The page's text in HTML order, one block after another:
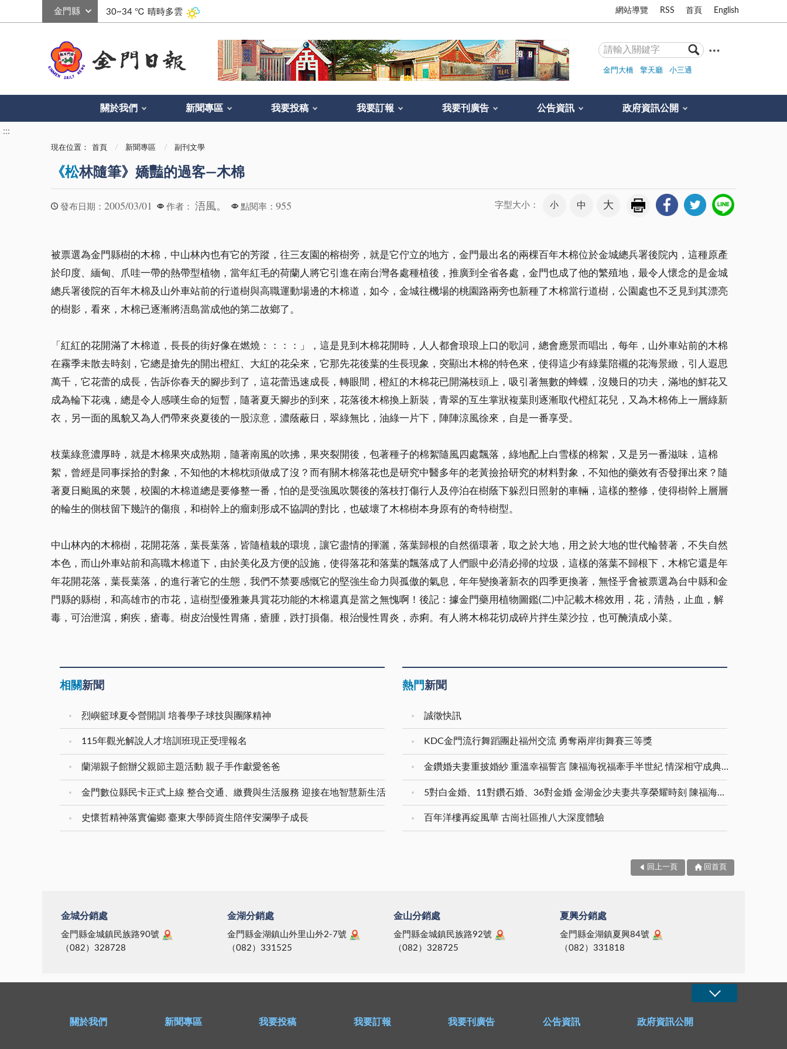
30~34 ℃ 晴時多雲 網站導覽 RSS 首頁 English
金門大橋 擎天廳 小三通
關於我們 新聞專區 我要投稿 我要訂報 我要刊廣告 公告資訊 政府資訊公開
:::
現在位置： 首頁 新聞專區 副刊文學
《松林隨筆》嬌豔的過客—木棉
發布日期： 2005/03/01 作者： 浯風。 點閱率： 955 字型大小： 小 中 大
被票選為金門縣樹的木棉，中山林內也有它的芳蹤，往三友園的榕樹旁，就是它佇立的地方，金門最出名的兩棵百年木棉位於金城總兵署後院內，這種原產
於印度、緬甸、爪哇一帶的熱帶型植物，當年紅毛的荷蘭人將它引進在南台灣各處種植後，推廣到全省各處，金門也成了他的繁殖地，最令人懷念的是金城
總兵署後院的百年木棉及山外車站前的行道樹與高職運動場邊的木棉道，如今，金城往機場的桃園路兩旁也新種了木棉當行道樹，公園處也不乏見到其漂亮
的樹影，看來，木棉已逐漸將浯島當成他的第二故鄉了。
「紅紅的花開滿了木棉道，長長的街好像在燃燒：：：：」，這是見到木棉花開時，人人都會琅琅上口的歌詞，總會應景而唱出，每年，山外車站前的木棉
在霧季未散去時刻，它總是搶先的開出橙紅、大紅的花朵來，它那先花後葉的生長現象，突顯出木棉的特色來，使得這少有綠葉陪襯的花海景緻，引人遐思
萬千，它花蕾的成長，告訴你春天的腳步到了，這花蕾迅速成長，轉眼間，橙紅的木棉花已開滿枝頭上，吸引著無數的蜂蝶，沒幾日的功夫，滿地的鮮花又
成為輪下花魂，總是令人感嘆生命的短暫，隨著夏天腳步的到來，花落後木棉換上新裝，青翠的互生掌狀複葉則逐漸取代橙紅花兒，又為木棉佈上一層綠新
衣，另一面的風貌又為人們帶來炎夏後的一股涼意，濃蔭蔽日，翠綠無比，油綠一片下，陣陣涼風徐來，自是一番享受。
枝葉綠意濃厚時，就是木棉果夾成熟期，隨著南風的吹拂，果夾裂開後，包著種子的棉絮隨風四處飄落，綠地配上白雪樣的棉絮，又是另一番滋味，這棉
絮，曾經是同事採拾的對象，不知他的木棉枕頭做成了沒？而有關木棉落花也是研究中醫多年的老黃撿拾研究的材料對象，不知他的藥效有否發揮出來？隨
著夏日颱風的來襲，校園的木棉道總是要修整一番，怕的是受強風吹襲後的落枝打傷行人及停泊在樹蔭下躲烈日照射的車輛，這樣的整修，使得樹幹上層層
的輪生的側枝留下幾許的傷痕，和樹幹上的瘤刺形成不協調的對比，也破壞了木棉樹本身原有的奇特樹型。
中山林內的木棉樹，花開花落，葉長葉落，皆隨植栽的環境，讓它盡情的揮灑，落葉歸根的自然循環著，取之於大地，用之於大地的世代輪替著，不失自然
本色，而山外車站前和高職木棉道下，由於美化及方便的設施，使得落花和落葉的飄落成了人們眼中必清必掃的垃圾，這樣的落葉不歸根下，木棉它還是年
年花開花落，葉長葉落，的進行著它的生態，我們不禁要感慨它的堅強生命力與孤傲的氣息，年年變換著新衣的四季更換著，無怪乎會被票選為台中縣和金
門縣的縣樹，和高雄市的市花，這樹型優雅兼具賞花功能的木棉還真是當之無愧啊！後記：據金門藥用植物圖鑑(二)中記載木棉效用，花，清熱，止血，解
毒，可治泄瀉，痢疾，瘡毒。樹皮治慢性胃痛，瘡腫，跌打損傷。根治慢性胃炎，赤痢。有人將木棉花切成碎片拌生菜沙拉，也可醃漬成小菜。
相關新聞
烈嶼籃球夏令營開訓 培養學子球技與團隊精神
115年觀光解說人才培訓班現正受理報名
蘭湖親子館辦父親節主題活動 親子手作獻愛爸爸
金門數位縣民卡正式上線 整合交通、繳費與生活服務 迎接在地智慧新生活
史懷哲精神落實偏鄉 臺東大學師資生陪伴安瀾學子成長
熱門新聞
誠徵快訊
KDC金門流行舞蹈團赴福州交流 勇奪兩岸街舞賽三等獎
金鑽婚夫妻重披婚紗 重溫幸福誓言 陳福海祝福牽手半世紀 情深相守成典範
5對白金婚、11對鑽石婚、36對金婚 金湖金沙夫妻共享榮耀時刻 陳福海表揚金鑽婚夫妻 向半世紀相守家庭典範致敬
百年洋樓再綻風華 古崗社區推八大深度體驗
回上一頁 回首頁
金城分銷處
金門縣金城鎮民族路90號
（082）328728
金湖分銷處
金門縣金湖鎮山外里山外2-7號
（082）331525
金山分銷處
金門縣金城鎮民族路92號
（082）328725
夏興分銷處
金門縣金湖鎮夏興84號
（082）331818
關於我們 新聞專區 我要投稿 我要訂報 我要刊廣告 公告資訊 政府資訊公開